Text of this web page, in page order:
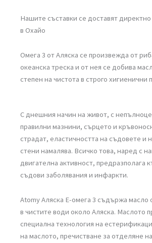
Нашите съставки се доставят
в Охайо
Омега 3 от Аляска се произвежда от
океанска треска и от нея се добива
степен на чистота в строго
С днешния начин на живот, с
правилни мазнини, сърцето и
страдат, еластичността на съдовете и
стени намалява. Всичко това, наред с
двигателна активност, предразполага
съдови заболявания и инфаркти.
Atomy Аляска Е-омега 3 съдържа масло
в чистите води около Аляска. Маслото
специална технология на
на маслото, пречистване за отделяне